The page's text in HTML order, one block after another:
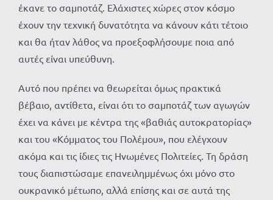
έκανε το σαμποτάζ. Ελάχιστες χώρες στον κόσμο
έχουν την τεχνική δυνατότητα να κάνουν κάτι τέτοιο
και θα ήταν λάθος να προεξοφλήσουμε ποια από
αυτές είναι υπεύθυνη.
Αυτό που πρέπει να θεωρείται όμως πρακτικά
βέβαιο, αντίθετα, είναι ότι το σαμποτάζ των αγωγών
έχει να κάνει με κέντρα της «βαθιάς αυτοκρατορίας»
και του «Κόμματος του Πολέμου», που ελέγχουν
ακόμα και τις ίδιες τις Ηνωμένες Πολιτείες. Τη δράση
τους διαπιστώσαμε επανειλημμένως όχι μόνο στο
ουκρανικό μέτωπο, αλλά επίσης και σε αυτά της